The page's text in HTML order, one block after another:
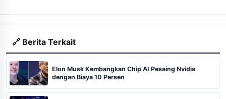
🔗 Berita Terkait
Elon Musk Kembangkan Chip AI Pesaing Nvidia
dengan Biaya 10 Persen